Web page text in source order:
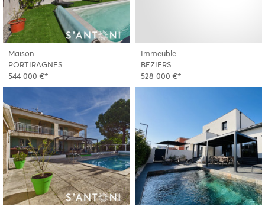
Maison
PORTIRAGNES
544 000 €*
Immeuble
BEZIERS
528 000 €*